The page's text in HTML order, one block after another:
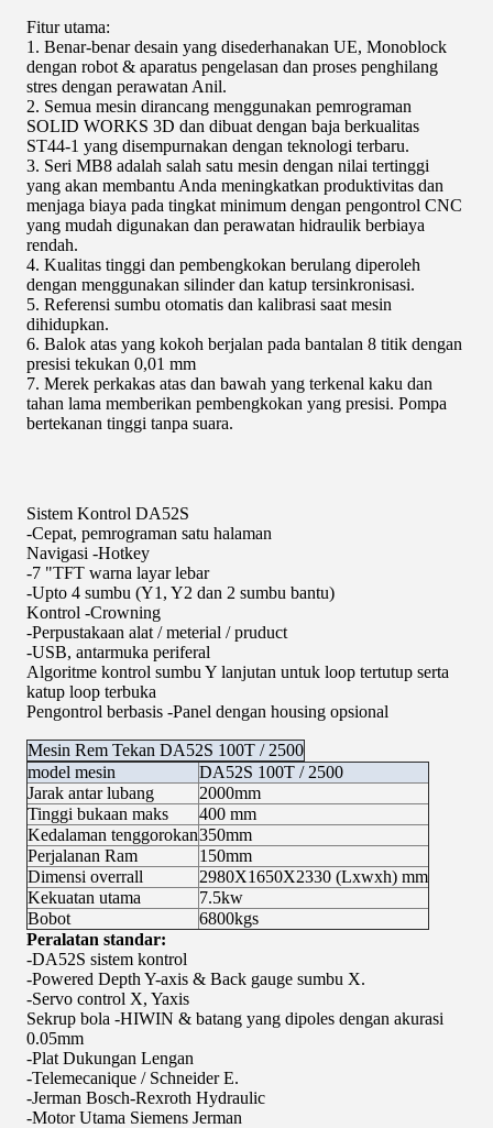
Fitur utama:
1. Benar-benar desain yang disederhanakan UE, Monoblock
dengan robot & aparatus pengelasan dan proses penghilang
stres dengan perawatan Anil.
2. Semua mesin dirancang menggunakan pemrograman
SOLID WORKS 3D dan dibuat dengan baja berkualitas
ST44-1 yang disempurnakan dengan teknologi terbaru.
3. Seri MB8 adalah salah satu mesin dengan nilai tertinggi
yang akan membantu Anda meningkatkan produktivitas dan
menjaga biaya pada tingkat minimum dengan pengontrol CNC
yang mudah digunakan dan perawatan hidraulik berbiaya
rendah.
4. Kualitas tinggi dan pembengkokan berulang diperoleh
dengan menggunakan silinder dan katup tersinkronisasi.
5. Referensi sumbu otomatis dan kalibrasi saat mesin
dihidupkan.
6. Balok atas yang kokoh berjalan pada bantalan 8 titik dengan
presisi tekukan 0,01 mm
7. Merek perkakas atas dan bawah yang terkenal kaku dan
tahan lama memberikan pembengkokan yang presisi. Pompa
bertekanan tinggi tanpa suara.
Sistem Kontrol DA52S
-Cepat, pemrograman satu halaman
Navigasi -Hotkey
-7 "TFT warna layar lebar
-Upto 4 sumbu (Y1, Y2 dan 2 sumbu bantu)
Kontrol -Crowning
-Perpustakaan alat / meterial / pruduct
-USB, antarmuka periferal
Algoritme kontrol sumbu Y lanjutan untuk loop tertutup serta
katup loop terbuka
Pengontrol berbasis -Panel dengan housing opsional
Mesin Rem Tekan DA52S 100T / 2500
model mesin
DA52S 100T / 2500
Jarak antar lubang
2000mm
Tinggi bukaan maks
400 mm
Kedalaman tenggorokan350mm
Perjalanan Ram
150mm
Dimensi overrall
2980X1650X2330 (Lxwxh) mm
Kekuatan utama
7.5kw
Bobot
6800kgs
Peralatan standar:
-DA52S sistem kontrol
-Powered Depth Y-axis & Back gauge sumbu X.
-Servo control X, Yaxis
Sekrup bola -HIWIN & batang yang dipoles dengan akurasi
0.05mm
-Plat Dukungan Lengan
-Telemecanique / Schneider E.
-Jerman Bosch-Rexroth Hydraulic
-Motor Utama Siemens Jerman